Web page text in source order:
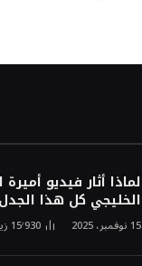
لماذا أثار فيديو
الخليجي كل هذا
15 نوفمبر، 2025 15٬930